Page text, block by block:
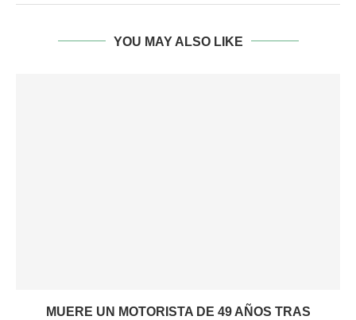
YOU MAY ALSO LIKE
MUERE UN MOTORISTA DE 49 AÑOS TRAS